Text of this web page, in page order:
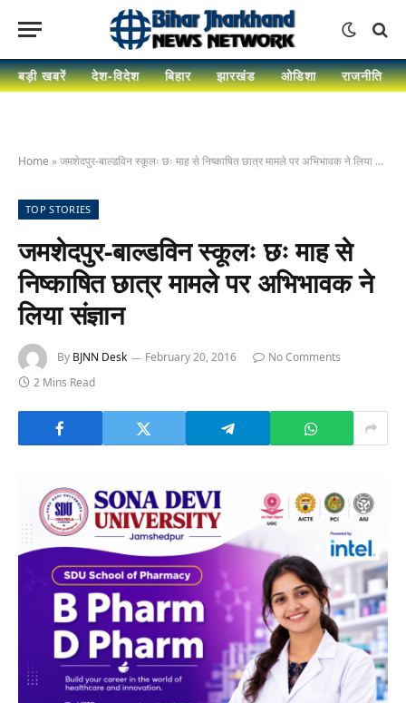
बड़ी खबरें देश-विदेश बिहार झारखंड ओडिशा राजनीति
Home »जमशेदपुर-बाल्डविन स्कूलः छः माह से निष्काषित छात्र मामले पर अभिभावक ने लिया संज्ञान
TOP STORIES
जमशेदपुर-बाल्डविन स्कूलः छः माह से
निष्काषित छात्र मामले पर अभिभावक ने
लिया संज्ञान
By BJNN Desk February 20, 2016
No Comments
2 Mins Read